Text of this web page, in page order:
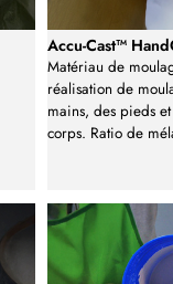
Accu-Cast™
Matériau de
réalisation de
mains, des pieds
corps. Ratio de